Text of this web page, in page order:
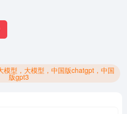
型，大模型，中国版chatgpt，中国
版gpt3